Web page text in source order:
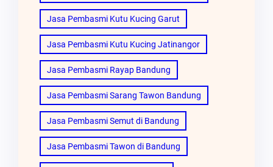
Jasa Pembasmi Kutu Kucing Garut
Jasa Pembasmi Kutu Kucing Jatinangor
Jasa Pembasmi Rayap Bandung
Jasa Pembasmi Sarang Tawon Bandung
Jasa Pembasmi Semut di Bandung
Jasa Pembasmi Tawon di Bandung